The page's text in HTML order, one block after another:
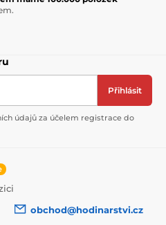
Přihlásit
údajů za účelem registrace do
obchod@hodinarstvi.cz